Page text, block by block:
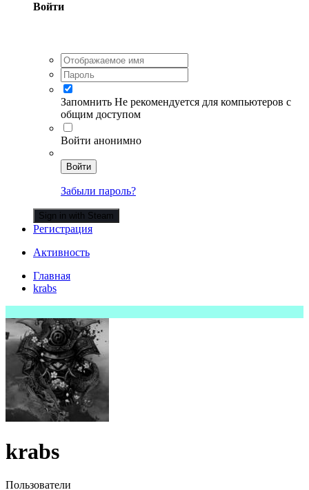
Войти
Запомнить Не рекомендуется для компьютеров с
общим доступом
Войти анонимно
Войти
Забыли пароль?
Sign in with Steam
Регистрация
Активность
Главная
krabs
krabs
Пользователи